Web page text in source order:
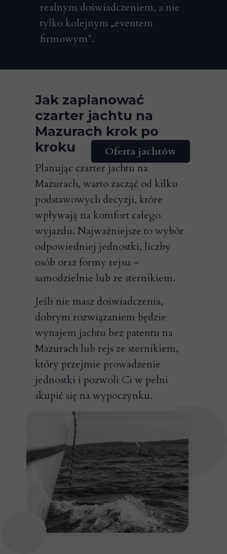
realnym doświadczeniem, a nie
tylko kolejnym „eventem
firmowym”.
Oferta jachtów
Jak zaplanować
czarter jachtu na
Mazurach krok po
kroku
Planując czarter jachtu na
Mazurach, warto zacząć od kilku
podstawowych decyzji, które
wpływają na komfort całego
wyjazdu. Najważniejsze to wybór
odpowiedniej jednostki, liczby
osób oraz formy rejsu –
samodzielnie lub ze sternikiem.
Jeśli nie masz doświadczenia,
dobrym rozwiązaniem będzie
wynajem jachtu bez patentu na
Mazurach lub rejs ze sternikiem,
który przejmie prowadzenie
jednostki i pozwoli Ci w pełni
skupić się na wypoczynku.